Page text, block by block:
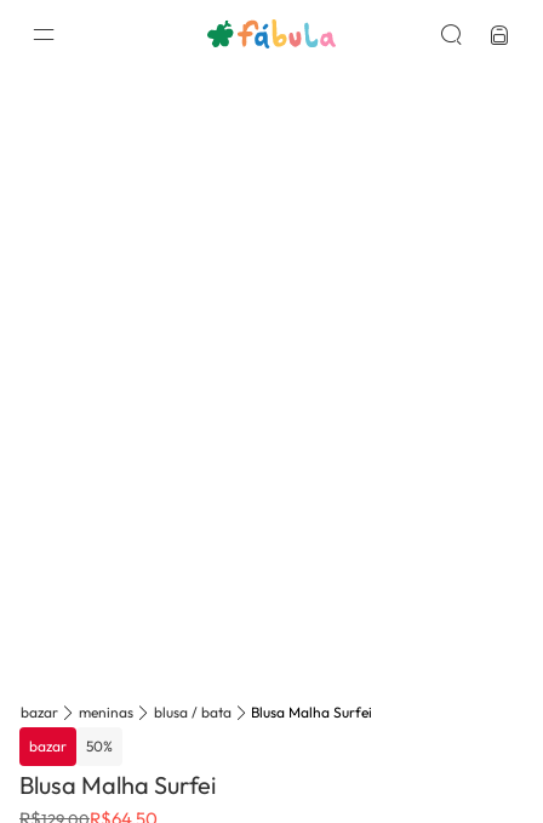
bazar meninas blusa / bata
Blusa Malha Surfei
bazar
50%
Blusa Malha Surfei